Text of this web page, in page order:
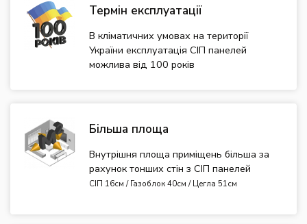
Термін експлуатації
В кліматичних умовах на території
України експлуатація СІП панелей
можлива від 100 років
Більша площа
Внутрішня площа приміщень більша за
рахунок тонших стін з СІП панелей
СІП 16см / Газоблок 40см / Цегла 51см